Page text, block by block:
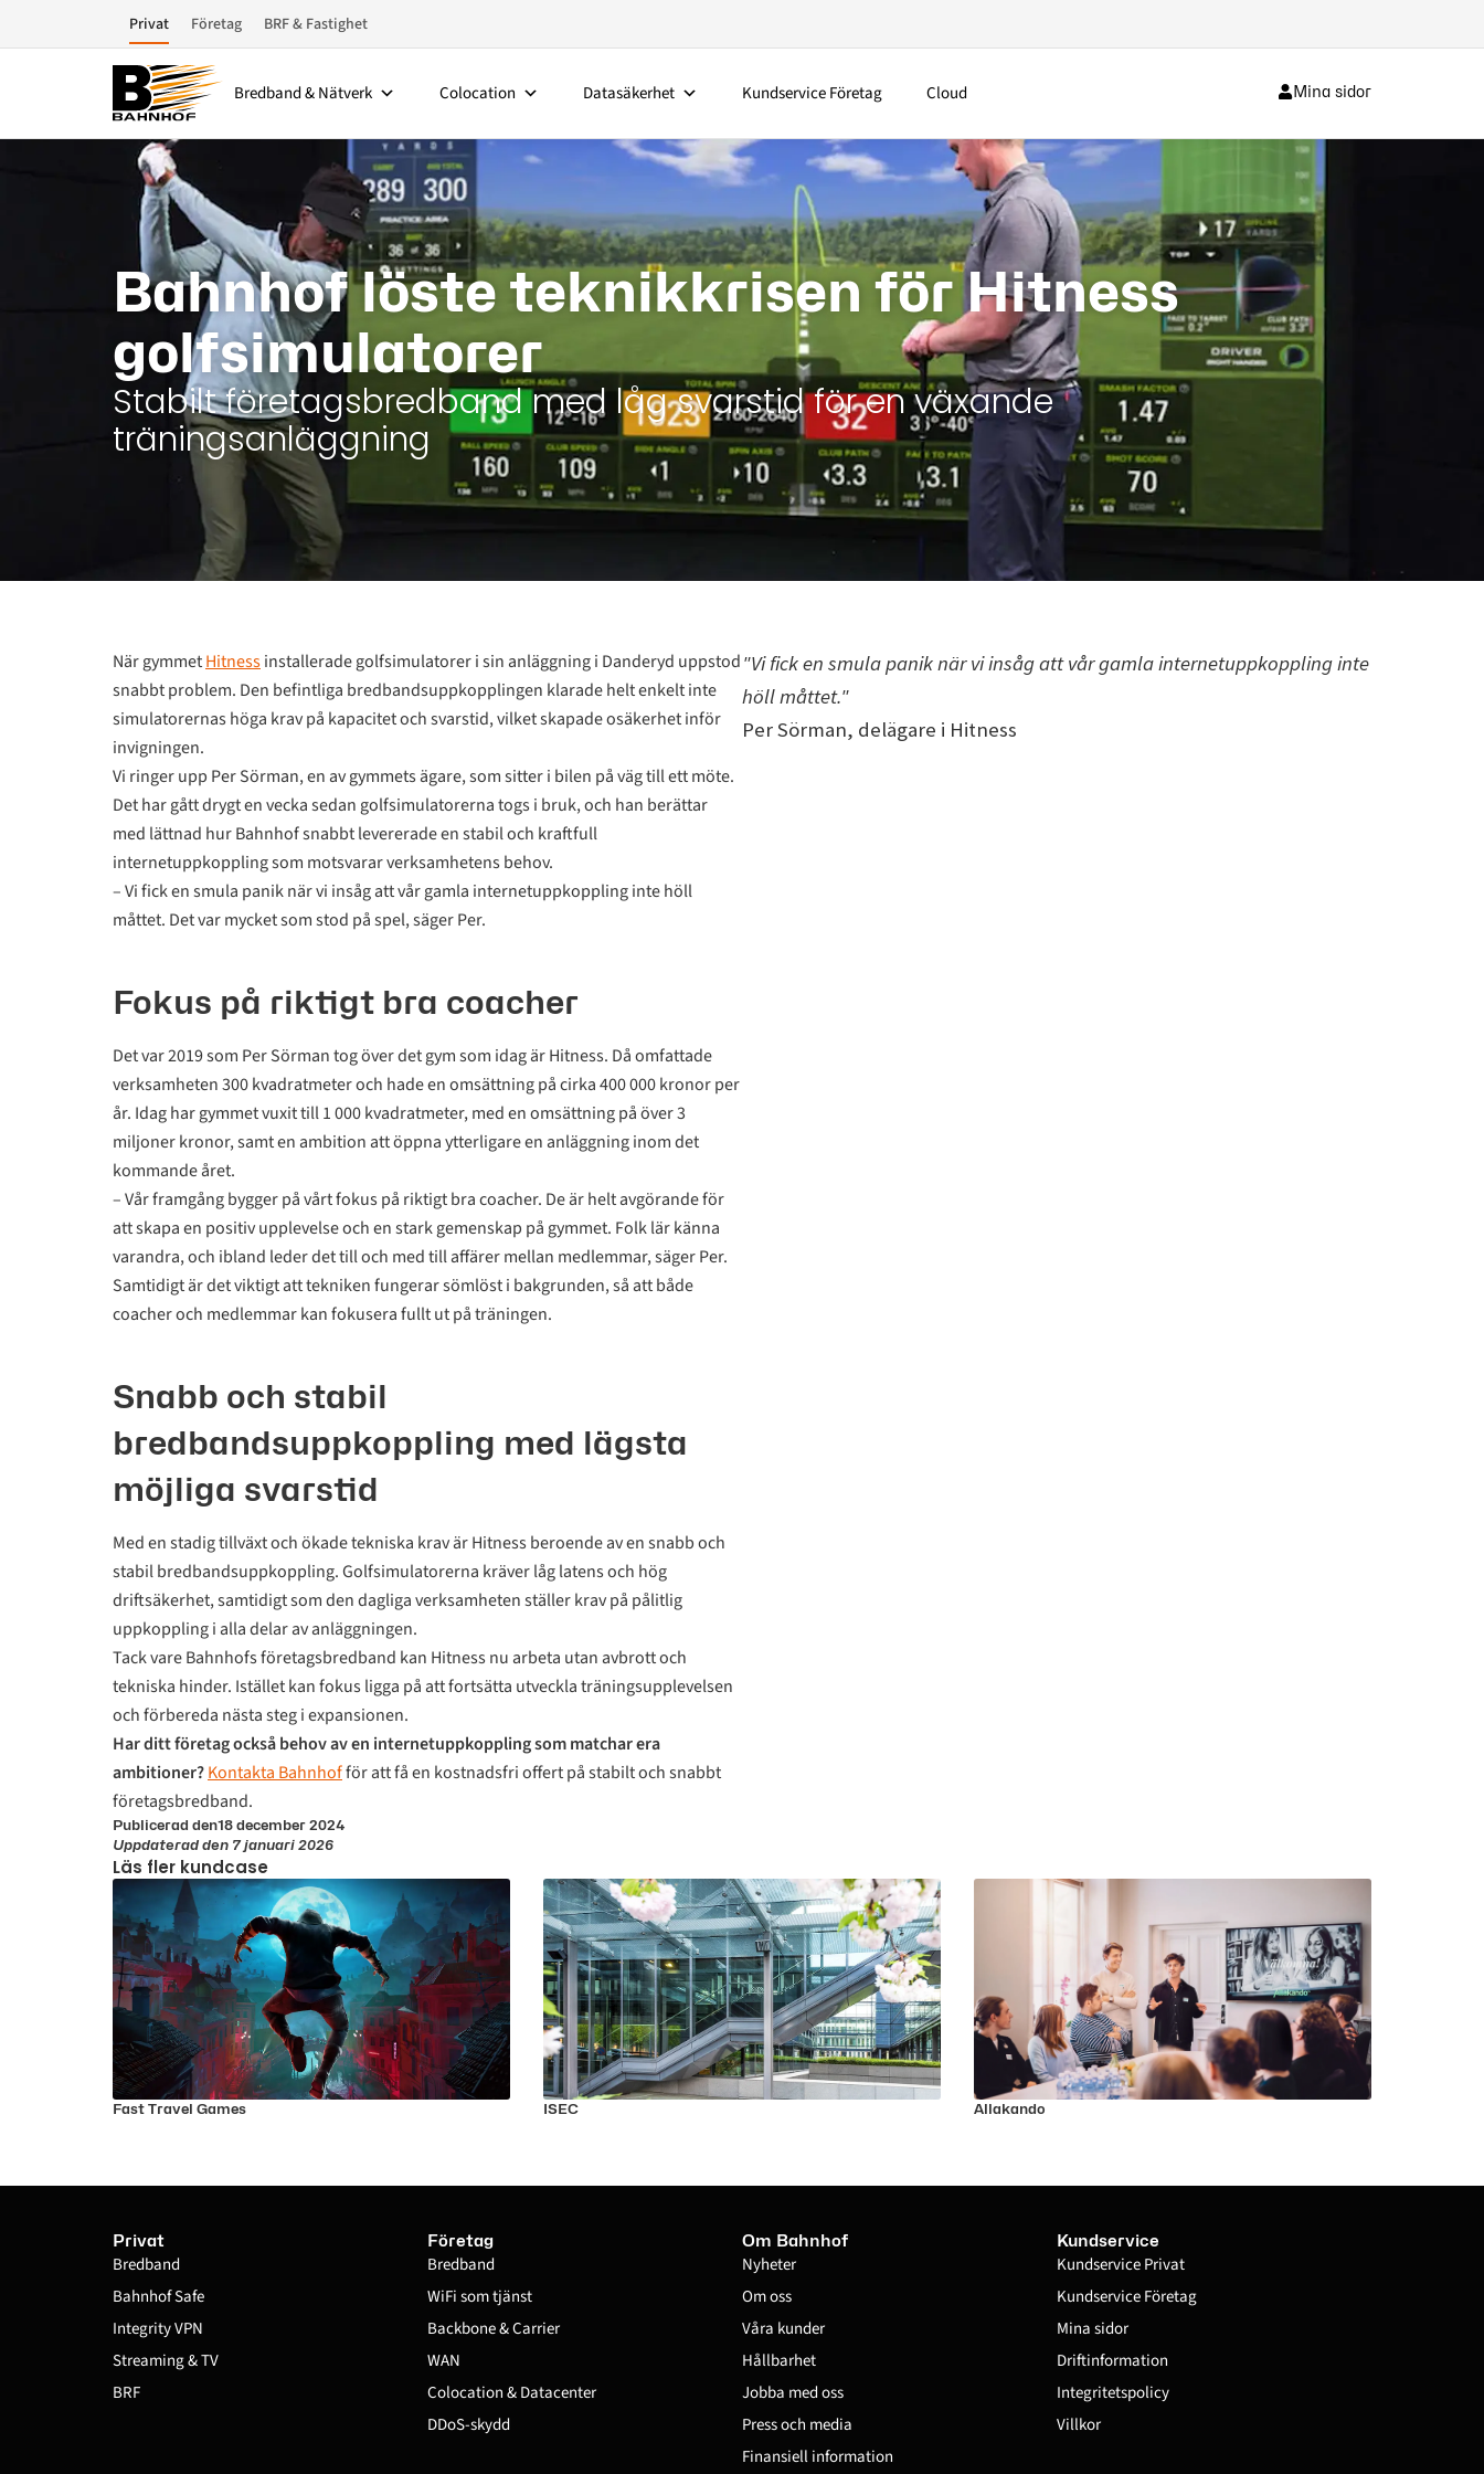
Privat Företag BRF & Fastighet
Bredband & Nätverk Colocation Datasäkerhet Kundservice Företag Cloud Mina sidor
Bahnhof löste teknikkrisen för Hitness
golfsimulatorer
Stabilt företagsbredband med låg svarstid för en växande
träningsanläggning
När gymmetHitnessinstallerade golfsimulatorer i sin anläggning i Danderyd uppstod
snabbt problem. Den befintliga bredbandsuppkopplingen klarade helt enkelt inte
simulatorernas höga krav på kapacitet och svarstid, vilket skapade osäkerhet inför
invigningen.
Vi ringer upp Per Sörman, en av gymmets ägare, som sitter i bilen på väg till ett möte.
Det har gått drygt en vecka sedan golfsimulatorerna togs i bruk, och han berättar
med lättnad hur Bahnhof snabbt levererade en stabil och kraftfull
internetuppkoppling som motsvarar verksamhetens behov.
– Vi fick en smula panik när vi insåg att vår gamla internetuppkoppling inte höll
måttet. Det var mycket som stod på spel, säger Per.
Fokus på riktigt bra coacher
Det var 2019 som Per Sörman tog över det gym som idag är Hitness. Då omfattade
verksamheten 300 kvadratmeter och hade en omsättning på cirka 400 000 kronor per
år. Idag har gymmet vuxit till 1 000 kvadratmeter, med en omsättning på över 3
miljoner kronor, samt en ambition att öppna ytterligare en anläggning inom det
kommande året.
– Vår framgång bygger på vårt fokus på riktigt bra coacher. De är helt avgörande för
att skapa en positiv upplevelse och en stark gemenskap på gymmet. Folk lär känna
varandra, och ibland leder det till och med till affärer mellan medlemmar, säger Per.
Samtidigt är det viktigt att tekniken fungerar sömlöst i bakgrunden, så att både
coacher och medlemmar kan fokusera fullt ut på träningen.
Snabb och stabil
bredbandsuppkoppling med lägsta
möjliga svarstid
Med en stadig tillväxt och ökade tekniska krav är Hitness beroende av en snabb och
stabil bredbandsuppkoppling. Golfsimulatorerna kräver låg latens och hög
driftsäkerhet, samtidigt som den dagliga verksamheten ställer krav på pålitlig
uppkoppling i alla delar av anläggningen.
Tack vare Bahnhofs företagsbredband kan Hitness nu arbeta utan avbrott och
tekniska hinder. Istället kan fokus ligga på att fortsätta utveckla träningsupplevelsen
och förbereda nästa steg i expansionen.
Har ditt företag också behov av en internetuppkoppling som matchar era
ambitioner?Kontakta Bahnhofför att få en kostnadsfri offert på stabilt och snabbt
företagsbredband.
Publicerad den18 december 2024
Uppdaterad den 7 januari 2026
"Vi fick en smula panik när vi insåg att vår gamla internetuppkoppling inte
höll måttet."
Per Sörman, delägare i Hitness
Läs fler kundcase
Fast Travel Games ISEC Allakando
Privat
Bredband
Bahnhof Safe
Integrity VPN
Streaming & TV
BRF
Företag
Bredband
WiFi som tjänst
Backbone & Carrier
WAN
Colocation & Datacenter
DDoS-skydd
Om Bahnhof
Nyheter
Om oss
Våra kunder
Hållbarhet
Jobba med oss
Press och media
Finansiell information
Kundservice
Kundservice Privat
Kundservice Företag
Mina sidor
Driftinformation
Integritetspolicy
Villkor